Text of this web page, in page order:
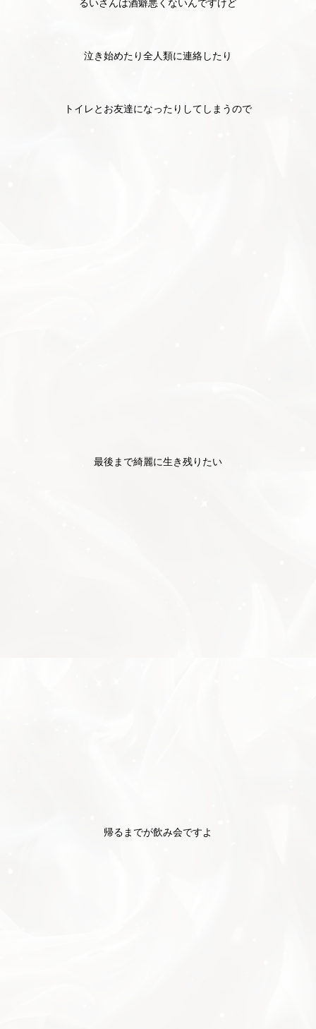
るいさんは酒癖悪くないんですけど
泣き始めたり全人類に連絡したり
トイレとお友達になったりしてしまうので
最後まで綺麗に生き残りたい
帰るまでが飲み会ですよ